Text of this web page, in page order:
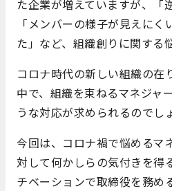
た企業が増えていますが、「
「メンバーの様子が見えに
た」など、組織創りに関する
コロナ時代の新しい組織の在
中で、組織を束ねるマネジャ
うな対応が求められるのでし
今回は、コロナ禍で悩めるマ
対して何かしらの気付きを得
チベーションで取締役を務め